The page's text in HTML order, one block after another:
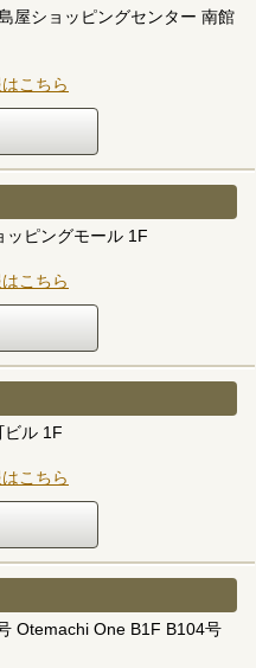
屋ショッピングセンター 南館
こちら
ッピングモール 1F
こちら
ビル 1F
こちら
Otemachi One B1F B104号